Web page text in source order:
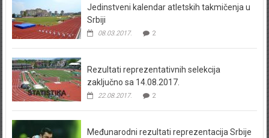
Jedinstveni kalendar atletskih takmičenja u
Srbiji
08.03.2017. 2
Rezultati reprezentativnih selekcija
zaključno sa 14.08.2017.
22.08.2017. 2
Međunarodni rezultati reprezentacija Srbije